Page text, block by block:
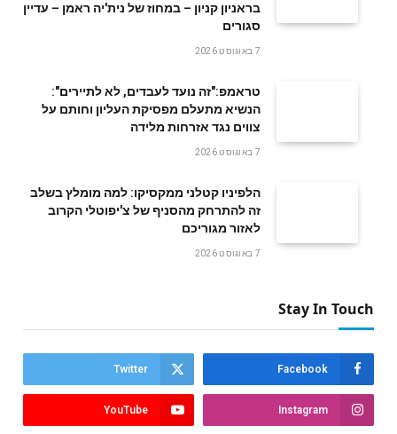
בראניון קניון – במחוז של נית'יה ראמן – עדיין
סגורים
7 באוגוסט 2026
טראמפ:"זה נועד לעבדים, לא לתיירים":
הנשיא מתעלם מפסיקת העליון וחותם על
צווים נגד אזרחות מלידה
7 באוגוסט 2026
הלפיניו קטלני ממקסיקו: למה מומלץ בשלב
זה להתרחק מהסניף של צ'יפוטלי הקרוב
לאזור מגוריכם
7 באוגוסט 2026
Stay In Touch
Facebook
Twitter
Instagram
YouTube